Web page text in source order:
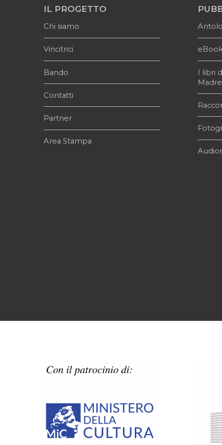
IL PROGETTO
Chi siamo
Vincitrici
Bando
Contatti
Partner
Area Stampa
I libri
Madre